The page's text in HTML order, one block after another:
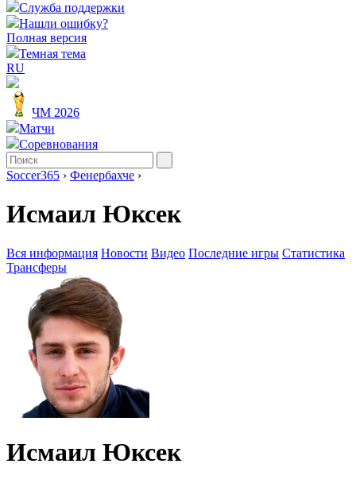
Служба поддержки
Нашли ошибку?
Полная версия
Темная тема
RU
ЧМ 2026
Матчи
Соревнования
Soccer365 › Фенербахче ›
Исмаил Юксек
Вся информация Новости Видео Последние игры Статистика
Трансферы
Исмаил Юксек